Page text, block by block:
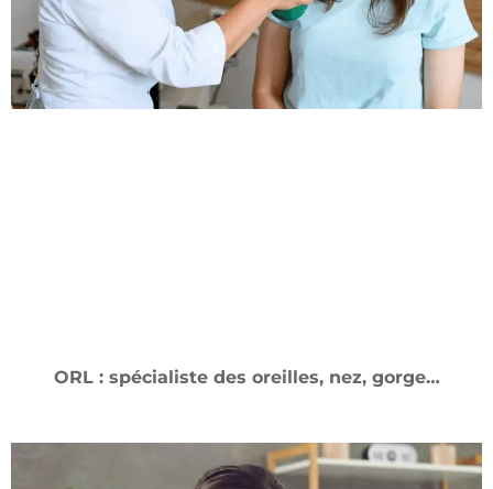
ORL : spécialiste des oreilles, nez, gorge…